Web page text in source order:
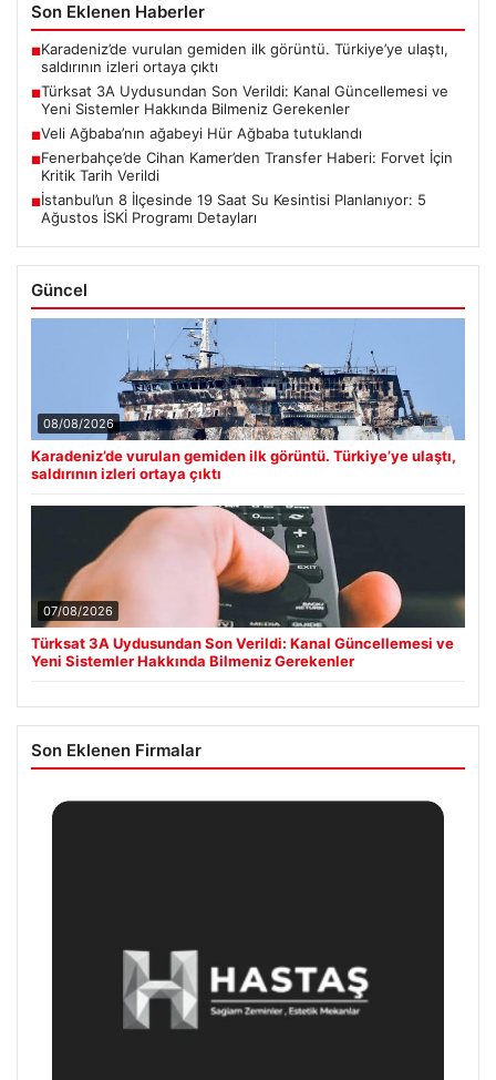
Son Eklenen Haberler
■Karadeniz’de vurulan gemiden ilk görüntü. Türkiye’ye ulaştı,
saldırının izleri ortaya çıktı
■Türksat 3A Uydusundan Son Verildi: Kanal Güncellemesi ve
Yeni Sistemler Hakkında Bilmeniz Gerekenler
■Veli Ağbaba’nın ağabeyi Hür Ağbaba tutuklandı
■Fenerbahçe’de Cihan Kamer’den Transfer Haberi: Forvet İçin
Kritik Tarih Verildi
■İstanbul’un 8 İlçesinde 19 Saat Su Kesintisi Planlanıyor: 5
Ağustos İSKİ Programı Detayları
Güncel
08/08/2026
Karadeniz’de vurulan gemiden ilk görüntü. Türkiye’ye ulaştı,
saldırının izleri ortaya çıktı
07/08/2026
Türksat 3A Uydusundan Son Verildi: Kanal Güncellemesi ve
Yeni Sistemler Hakkında Bilmeniz Gerekenler
Son Eklenen Firmalar